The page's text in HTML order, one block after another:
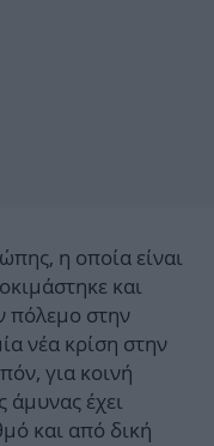
η οποία είναι
και
πόλεμο στην
νέα κρίση στην
για κοινή
έχει
και από δική